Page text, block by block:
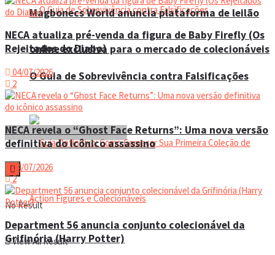
O Guia de Sobrevivência contra Falsificações
Magbonecs World anuncia plataforma de leilão
online exclusiva para o mercado de colecionáveis
No Result
View All Result
NECA atualiza pré-venda da figura de Baby Firefly (Os
Rejeitados do Diabo)
04/07/2026
2
NECA revela o “Ghost Face Returns”: Uma nova versão
definitiva do icônico assassino
04/07/2026
2
Department 56 anuncia conjunto colecionável da
Grifinória (Harry Potter)